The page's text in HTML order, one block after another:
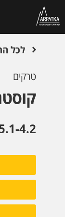
לכל
טרקים
4.2, 2027